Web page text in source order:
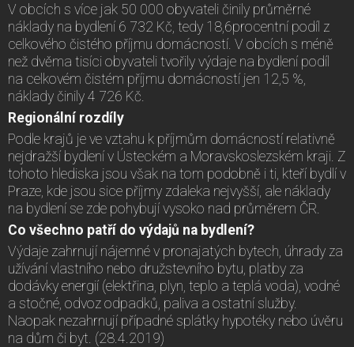
V obcích s více jak 50 000 obyvateli činily průměrné
náklady na bydlení 6 732 Kč, tedy 18,6procentní podíl z
celkového čistého příjmu domácností. V obcích s méně
než dvěma tisíci obyvateli tvořily výdaje na bydlení podíl
na celkovém čistém příjmu domácností jen 12,5 %,
náklady činily 4 726 Kč.
Regionální rozdíly
Podle krajů je ve vztahu k příjmům domácností relativně
nejdražší bydlení v Ústeckém a Moravskoslezském kraji. Z
tohoto hlediska jsou však na tom podobně i ti, kteří bydlí v
Praze, kde jsou sice příjmy zdaleka nejvyšší, ale náklady
na bydlení se zde pohybují vysoko nad průměrem ČR.
Co všechno patří do výdajů na bydlení?
Výdaje zahrnují nájemné v pronajatých bytech, úhrady za
užívání vlastního nebo družstevního bytu, platby za
dodávky energií (elektřina, plyn, teplo a teplá voda), vodné
a stočné, odvoz odpadků, paliva a ostatní služby.
Naopak nezahrnují případné splátky hypotéky nebo úvěru
na dům či byt. (28.4.2019)